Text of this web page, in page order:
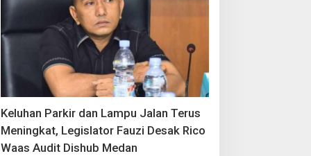
Keluhan Parkir dan Lampu Jalan Terus
Meningkat, Legislator Fauzi Desak Rico
Waas Audit Dishub Medan